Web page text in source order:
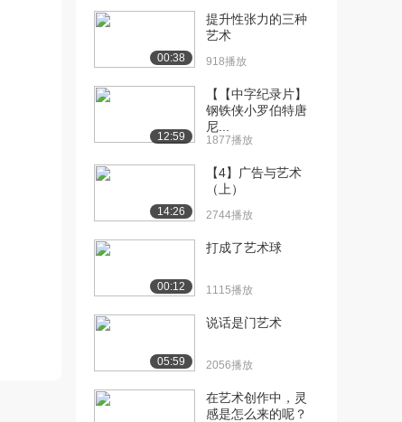
[10] 1.5 电影中的表演艺术
2580播放
07:27
[11] 1.6价值表现：电影的
07:00
[12] 1.6价值表现：电影的
06:59
[13] 1.7 电影剧本中的矛盾
[14] 1.7 电影剧本中的矛盾
[15] 1.8 电影剧本中的矛盾
07:04
00:38
提升性张力的三种
艺术
918播放
12:59
【【中字纪录片】
钢铁侠小罗伯特唐
尼...
1877播放
14:26
【4】广告与艺术
（上）
2744播放
00:12
打成了艺术球
1115播放
05:59
说话是门艺术
2056播放
在艺术创作中，灵
感是怎么来的呢？